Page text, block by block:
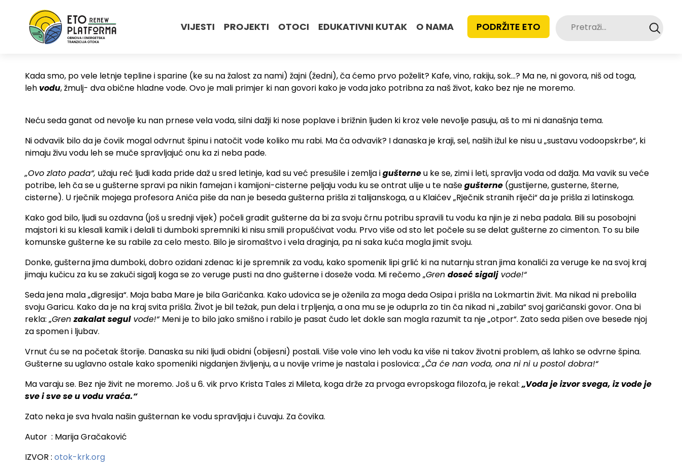
VIJESTI PROJEKTI OTOCI EDUKATIVNI KUTAK O NAMA PODRŽITE ETO Pretraži:
Kada smo, po vele letnje tepline i sparine (ke su na žalost za nami) žajni (žedni), ča ćemo prvo poželit? Kafe, vino, rakiju, sok…? Ma ne, ni govora, niš od toga,
leh vodu, žmulj- dva obične hladne vode. Ovo je mali primjer ki nan govori kako je voda jako potribna za naš život, kako bez nje ne moremo.
Neću seda ganat od nevolje ku nan prnese vela voda, silni dažji ki nose poplave i brižnin ljuden ki kroz vele nevolje pasuju, aš to mi ni današnja tema.
Ni odvavik bilo da je čovik mogal odvrnut špinu i natočit vode koliko mu rabi. Ma ča odvavik? I danaska je kraji, sel, naših ižul ke nisu u „sustavu vodoopskrbe“, ki
nimaju živu vodu leh se muče spravljajuć onu ka zi neba pade.
„Ovo zlato pada“, užaju reć ljudi kada pride daž u sred letinje, kad su već presušile i zemlja igušterneu ke se, zimi i leti, spravlja voda od dažja. Ma vavik su veće
potribe, leh ča se u gušterne spravi pa nikin famejan i kamijoni-cisterne peljaju vodu ku se ontrat ulije u te našegušterne (gustijerne, gusterne, šterne,
cisterne). U rječnik mojega profesora Anića piše da nan je beseda gušterna prišla zi talijanskoga, a u Klaićev „Rječnik stranih riječi“ da je prišla zi latinskoga.
Kako god bilo, ljudi su ozdavna (još u srednji vijek) počeli gradit gušterne da bi za svoju črnu potribu spravili tu vodu ka njin je zi neba padala. Bili su posobojni
majstori ki su klesali kamik i delali ti dumboki spremniki ki nisu smili propušćivat vodu. Prvo više od sto let počele su se delat gušterne zo cimenton. To su bile
komunske gušterne ke su rabile za celo mesto. Bilo je siromaštvo i vela draginja, pa ni saka kuća mogla jimit svoju.
Donke, gušterna jima dumboki, dobro ozidani zdenac ki je spremnik za vodu, kako spomenik lipi grlić ki na nutarnju stran jima konalići za veruge ke na svoj kraj
jimaju kučicu za ku se zakuči sigalj koga se zo veruge pusti na dno gušterne i doseže voda. Mi rečemo „Gren doseć sigaljvode!“
Seda jena mala „digresija“. Moja baba Mare je bila Garičanka. Kako udovica se je oženila za moga deda Osipa i prišla na Lokmartin živit. Ma nikad ni prebolila
svoju Garicu. Kako da je na kraj svita prišla. Život je bil težak, pun dela i trpljenja, a ona mu se je oduprla zo tin ča nikad ni „zabila“ svoj garičanski govor. Ona bi
rekla: „Grenzakalat segul vode!“ Meni je to bilo jako smišno i rabilo je pasat čudo let dokle san mogla razumit ta nje „otpor“. Zato seda pišen ove besede njoj
za spomen i ljubav.
Vrnut ću se na početak štorije. Danaska su niki ljudi obidni (obijesni) postali. Više vole vino leh vodu ka više ni takov životni problem, aš lahko se odvrne špina.
Gušterne su uglavno ostale kako spomeniki nigdanjen življenju, a u novije vrime je nastala i poslovica:„Ča će nan voda, ona ni ni u postol dobra!“
Ma varaju se. Bez nje živit ne moremo. Još u 6. vik prvo Krista Tales zi Mileta, koga drže za prvoga evropskoga filozofa, je rekal: „Voda je izvor svega, iz vode je
sve i sve se u vodu vraća.“
Zato neka je sva hvala našin gušternan ke vodu spravljaju i čuvaju. Za čovika.
Autor : Marija Gračaković
IZVOR : otok-krk.org